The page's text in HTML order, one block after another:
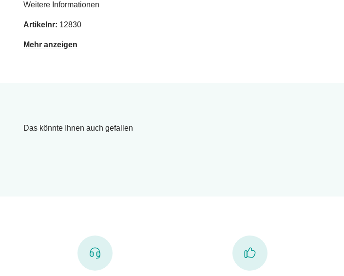
Weitere Informationen
Artikelnr: 12830
Mehr anzeigen
Das könnte Ihnen auch gefallen